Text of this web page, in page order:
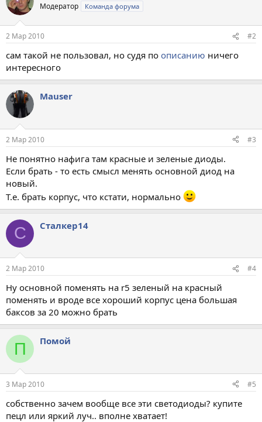
Модератор Команда форума
2 Мар 2010 #2
сам такой не пользовал, но судя по описанию ничего
интересного
Mauser
2 Мар 2010 #3
Не понятно нафига там красные и зеленые диоды.
Если брать - то есть смысл менять основной диод на
новый.
Т.е. брать корпус, что кстати, нормально
С Сталкер14
2 Мар 2010 #4
Ну основной поменять на r5 зеленый на красный
поменять и вроде все хороший корпус цена большая
баксов за 20 можно брать
П Помой
3 Мар 2010 #5
собственно зачем вообще все эти светодиоды? купите
пецл или яркий луч.. вполне хватает!